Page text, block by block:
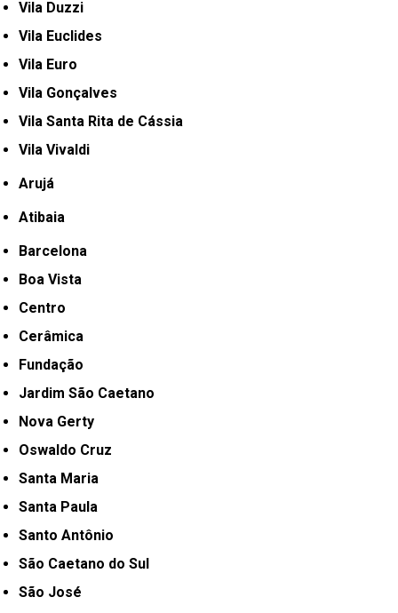
Vila Duzzi
Vila Euclides
Vila Euro
Vila Gonçalves
Vila Santa Rita de Cássia
Vila Vivaldi
Arujá
Atibaia
Barcelona
Boa Vista
Centro
Cerâmica
Fundação
Jardim São Caetano
Nova Gerty
Oswaldo Cruz
Santa Maria
Santa Paula
Santo Antônio
São Caetano do Sul
São José